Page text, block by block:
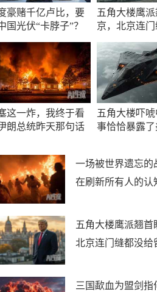
豪赌千亿卢比，要
国光伏“卡脖子”？
五角大楼鹰
京，北京连
这一炸，我终于看
朗总统昨天那句话
五角大楼吓
事恰恰暴露
一场被世界遗忘的
在刷新所有人的认
五角大楼鹰派翘首
北京连门缝都没给
三国歃血为盟剑指